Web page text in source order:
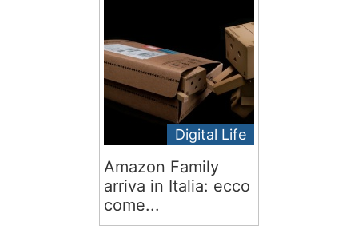
Digital Life
Amazon Family
arriva in Italia: ecco
come...